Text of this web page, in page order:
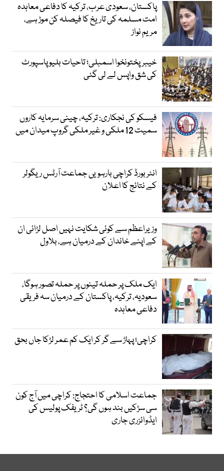
پاکستان، سعودی عرب، ترکیہ کا دفاعی معاہدہ
امت مسلمہ کی تاریخ کا فیصلہ کن موڑ ہے،
مریم نواز
خیبرپختونخوا اسمبلی؛ تاحیات بلیو پاسپورٹ
کی شق واپس لے لی گئی
فیسکو کی نجکاری: ترکیہ، چینی سرمایہ کاروں
سمیت 12 ملکی و غیر ملکی گروپ میدان میں
انٹر بورڈ کراچی بارہویں جماعت آرٹس ریگولر
کے نتائج کا اعلان
وزیراعظم سے کوئی شکایت نہیں اصل لڑائی ان
کے اپنے خاندان کے درمیان ہے، بلاول
ایک ملک پر حملہ تینوں پر حملہ تصور ہوگا،
سعودیہ، ترکیہ، پاکستان کے درمیان سہ فریقی
دفاعی معاہدہ
کراچی؛ پہاڑ سے گر کر ایک کم عمر لڑکا جاں بحق
جماعت اسلامی کا احتجاج: کراچی میں آج کون
سی سڑکیں بند ہوں گی؟ ٹریفک پولیس کی
ایڈوائزری جاری